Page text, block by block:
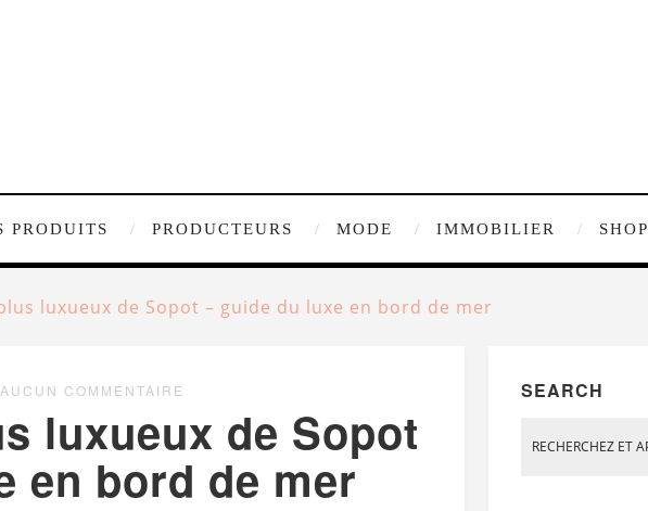
PRODUITS PRODUCTEURS MODE IMMOBILIER SHOP
luxueux de Sopot – guide du luxe en bord de mer
AUCUN COMMENTAIRE
luxueux de Sopot
en bord de mer
SEARCH